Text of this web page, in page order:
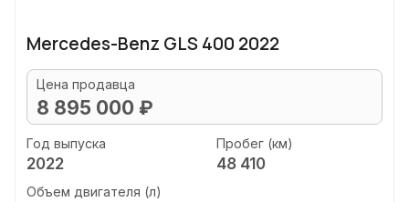
Mercedes-Benz GLS 400 2022
Цена продавца
8 895 000 ₽
Год выпуска
2022
Пробег (км)
48 410
Объем двигателя (л)